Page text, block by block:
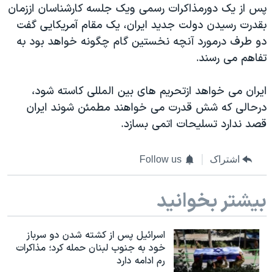
پس از یک دورمذاکرات رسمی ویک جلسه کارشناسان اززمان
بقدرت رسیدن دولت جدید ایران، یک مقام آمریکایی گفت
دو طرف درمورد آنچه نخستین گام چگونه خواهد بود به
تفاهم می رسند.
ایران می خواهد ازتحریم های بین المللی کاسته شود،
درحالی که شش قدرت می خواهند مطمئن شوند ایران
قصد ندارد تسلیحات اتمی بسازد.
اشتراک Follow us
بیشتر بخوانید
اسرائیل پس از کشته شدن دو سرباز
خود به جنوب لبنان حمله کرد؛ مذاکرات
رم ادامه دارد